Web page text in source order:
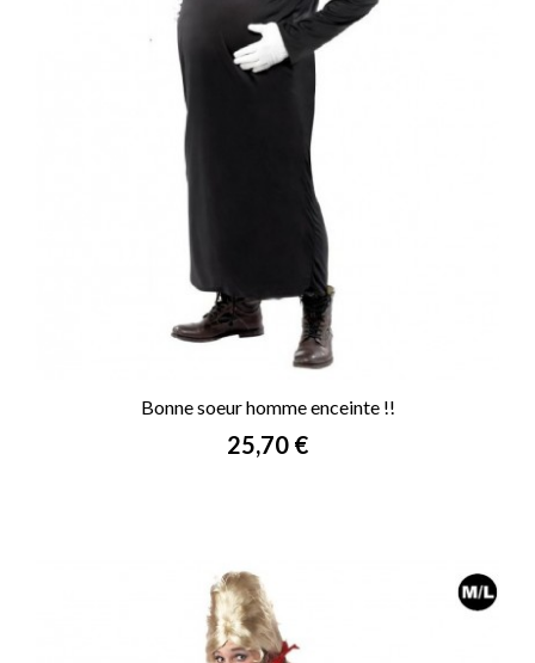
Bonne soeur homme enceinte !!
Prix
25,70 €